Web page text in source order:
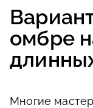
омбре
Многие